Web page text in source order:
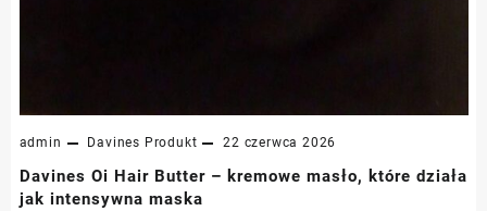
admin Davines Produkt 22 czerwca 2026
Davines Oi Hair Butter – kremowe masło, które działa
jak intensywna maska